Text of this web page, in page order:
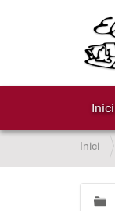
Inici
S
o
u
Inici
N